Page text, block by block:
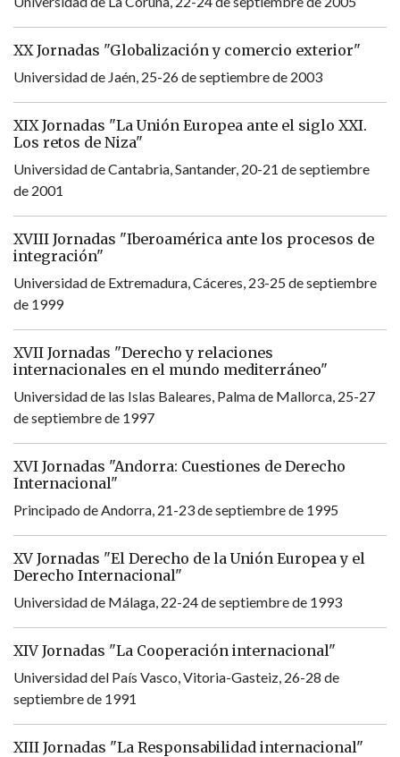
XX Jornadas "Globalización y comercio exterior"
Universidad de Jaén, 25-26 de septiembre de 2003
XIX Jornadas "La Unión Europea ante el siglo XXI.
Los retos de Niza"
Universidad de Cantabria, Santander, 20-21 de septiembre
de 2001
XVIII Jornadas "Iberoamérica ante los procesos de
integración"
Universidad de Extremadura, Cáceres, 23-25 de septiembre
de 1999
XVII Jornadas "Derecho y relaciones
internacionales en el mundo mediterráneo"
Universidad de las Islas Baleares, Palma de Mallorca, 25-27
de septiembre de 1997
XVI Jornadas "Andorra: Cuestiones de Derecho
Internacional"
Principado de Andorra, 21-23 de septiembre de 1995
XV Jornadas "El Derecho de la Unión Europea y el
Derecho Internacional"
Universidad de Málaga, 22-24 de septiembre de 1993
XIV Jornadas "La Cooperación internacional"
Universidad del País Vasco, Vitoria-Gasteiz, 26-28 de
septiembre de 1991
XIII Jornadas "La Responsabilidad internacional"